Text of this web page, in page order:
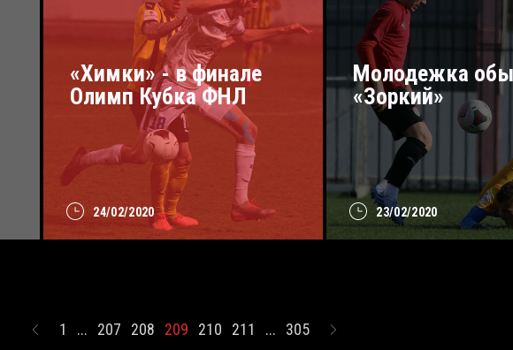
24/02/2020
«Химки» - в финале
Олимп Кубка ФНЛ
23/02/2020
Молодежка
«Зоркий»
1 ... 207 208 209 210 211 ... 305